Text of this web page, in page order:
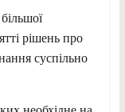
рішень про
суспільно